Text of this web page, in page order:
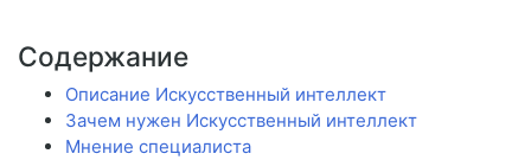
Содержание
Описание Искусственный интеллект
Зачем нужен Искусственный интеллект
Мнение специалиста